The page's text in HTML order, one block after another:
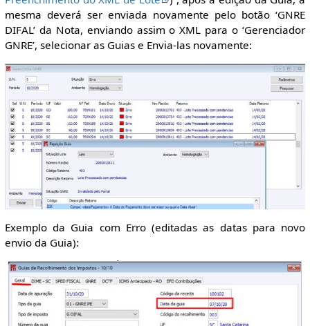
mesma deverá ser enviada novamente pelo botão ‘GNRE
DIFAL’ da Nota, enviando assim o XML para o ‘Gerenciador
GNRE’, selecionar as Guias e Envia-las novamente:
Exemplo da Guia com Erro (editadas as datas para novo
envio da Guia):